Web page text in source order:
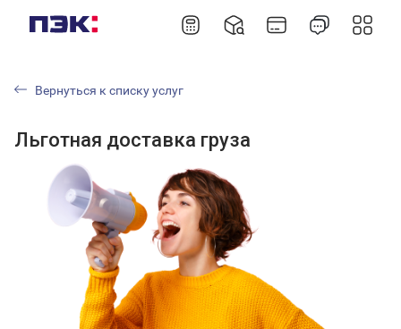
Вернуться к списку услуг
Льготная доставка груза